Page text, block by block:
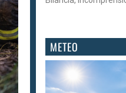
METEO